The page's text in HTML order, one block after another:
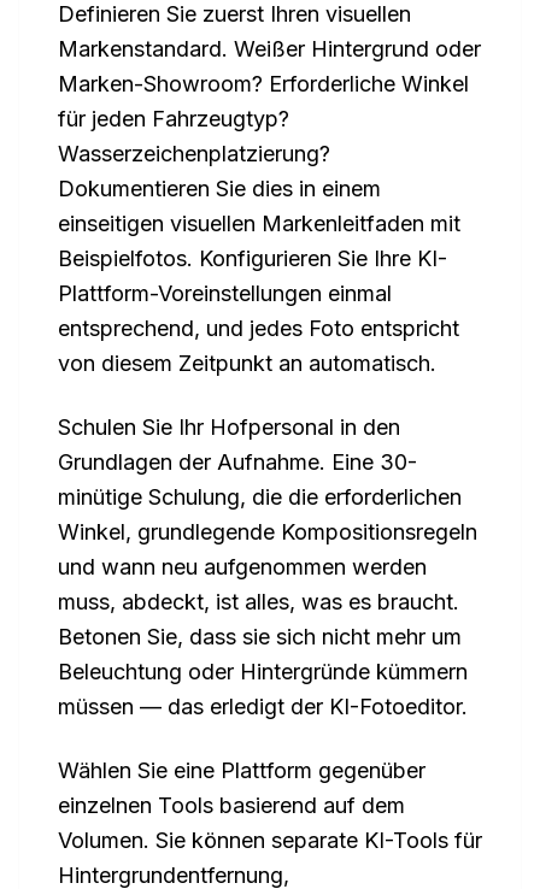
Definieren Sie zuerst Ihren visuellen
Markenstandard. Weißer Hintergrund oder
Marken-Showroom? Erforderliche Winkel
für jeden Fahrzeugtyp?
Wasserzeichenplatzierung?
Dokumentieren Sie dies in einem
einseitigen visuellen Markenleitfaden mit
Beispielfotos. Konfigurieren Sie Ihre KI-
Plattform-Voreinstellungen einmal
entsprechend, und jedes Foto entspricht
von diesem Zeitpunkt an automatisch.
Schulen Sie Ihr Hofpersonal in den
Grundlagen der Aufnahme. Eine 30-
minütige Schulung, die die erforderlichen
Winkel, grundlegende Kompositionsregeln
und wann neu aufgenommen werden
muss, abdeckt, ist alles, was es braucht.
Betonen Sie, dass sie sich nicht mehr um
Beleuchtung oder Hintergründe kümmern
müssen — das erledigt der KI-Fotoeditor.
Wählen Sie eine Plattform gegenüber
einzelnen Tools basierend auf dem
Volumen. Sie können separate KI-Tools für
Hintergrundentfernung,